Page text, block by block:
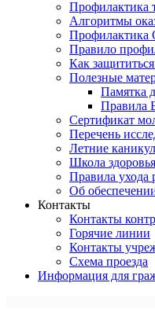
Профилактика
Алгоритмы
Правило
Как
Полезные
Памятка
Правила
Сертификат
Перечень
Летние
Школа здоровья
Правила ухода
Об
Контакты
Контакты
Горячие линии
Контакты
Схема проезда
Информация для